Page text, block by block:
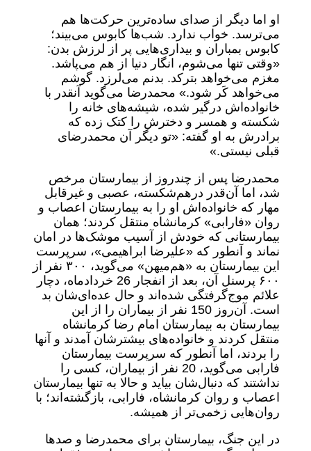
او اما دیگر از صدای ساده‌ترین حرکت‌ها هم
می‌ترسد. خواب ندارد. شب‌ها کابوس می‌‌بیند؛
کابوس بمباران و بیداری‌هایی پر از لرزش بدن:
«وقتی تنها می‌شوم، انگار دنیا از هم می‌‌پاشد.
مغزم می‌خواهد بترکد. بدنم می‌لرزد. گوشم
می‌خواهد کَر شود.» محمدرضا می‌گوید آنقدر با
خانواده‌اش درگیر شده، شیشه‌های خانه را
شکسته و همسر و دخترش را کتک زده که
برادرش به او گفته: «تو دیگر آن محمدرضای
قبلی نیستی.»
محمدرضا پس از چندروز از بیمارستان مرخص
شد، اما آن‌قدر درهم‌شکسته، عصبی و غیرقابل
‌مهار که خانواده‌اش او را به بیمارستان اعصاب و
روان «فارابی» کرمانشاه منتقل کردند؛ همان
بیمارستانی که خودش از آسیب موشک‌ها در امان
نماند و آنطور که «علیرضا ابراهیمی»، سرپرست
این بیمارستان به «هم‌میهن» می‌گوید، ۳۰۰ نفر از
۶۰۰ پرسنل آن، بعد از انفجار 26 خردادماه، دچار
علائم موج‌‌گرفتگی شده‌اند و حال عده‌ای‌شان بد
است. آن‌روز 150 نفر از بیماران را از این
بیمارستان به بیمارستان امام رضا کرمانشاه
منتقل کردند و خانواده‌های بیشترشان آمدند و آنها
را بردند، اما آنطور که سرپرست بیمارستان
فارابی می‌گوید، 20 نفر از بیماران، کسی را
نداشتند که دنبال‌شان بیاید و حالا به تنها بیمارستان
اعصاب و روان کرمانشاه، فارابی، بازگشته‌اند؛ با
روان‌هایی زخمی‌تر از همیشه.
در این جنگ، بیمارستان برای محمدرضا و صدها